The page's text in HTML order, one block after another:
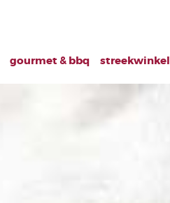
gourmet & bbq streekwinkel